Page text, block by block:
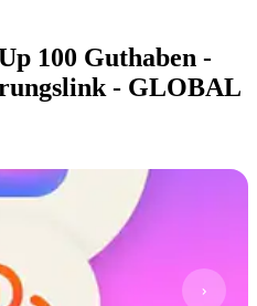
100 Guthaben -
- GLOBAL